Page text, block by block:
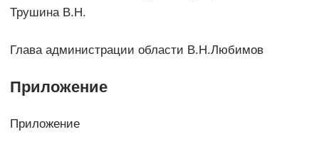
Трушина В.Н.
Глава администрации области В.Н.Любимов
Приложение
Приложение